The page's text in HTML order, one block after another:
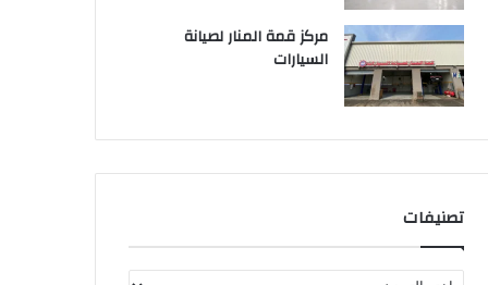
مركز قمة المنار لصيانة
السيارات
تصنيفات